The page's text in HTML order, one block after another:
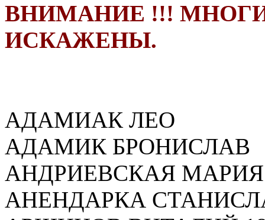
ВНИМАНИЕ !!!
ИСКАЖЕНЫ.
АДАМИАК ЛЕО
АДАМИК БРОНИСЛАВ
АНДРИЕВСКАЯ МАРИЯ
АНЕНДАРКА